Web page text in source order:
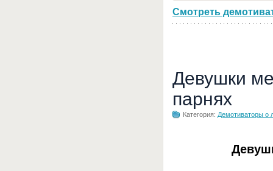
Смотреть
Девушки
парнях
Категория: Демотиваторы о